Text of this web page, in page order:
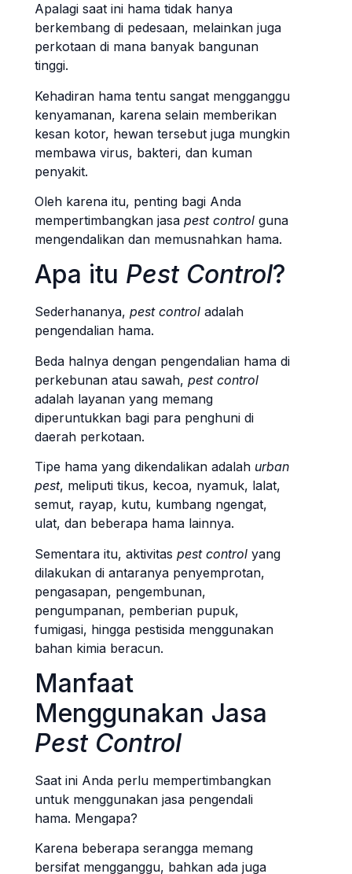
Apalagi saat ini hama tidak hanya
berkembang di pedesaan, melainkan juga
perkotaan di mana banyak bangunan
tinggi.
Kehadiran hama tentu sangat mengganggu
kenyamanan, karena selain memberikan
kesan kotor, hewan tersebut juga mungkin
membawa virus, bakteri, dan kuman
penyakit.
Oleh karena itu, penting bagi Anda
mempertimbangkan jasa pest control guna
mengendalikan dan memusnahkan hama.
Apa itu Pest Control?
Sederhananya, pest control adalah
pengendalian hama.
Beda halnya dengan pengendalian hama di
perkebunan atau sawah, pest control
adalah layanan yang memang
diperuntukkan bagi para penghuni di
daerah perkotaan.
Tipe hama yang dikendalikan adalah urban
pest, meliputi tikus, kecoa, nyamuk, lalat,
semut, rayap, kutu, kumbang ngengat,
ulat, dan beberapa hama lainnya.
Sementara itu, aktivitas pest control yang
dilakukan di antaranya penyemprotan,
pengasapan, pengembunan,
pengumpanan, pemberian pupuk,
fumigasi, hingga pestisida menggunakan
bahan kimia beracun.
Manfaat
Menggunakan Jasa
Pest Control
Saat ini Anda perlu mempertimbangkan
untuk menggunakan jasa pengendali
hama. Mengapa?
Karena beberapa serangga memang
bersifat mengganggu, bahkan ada juga